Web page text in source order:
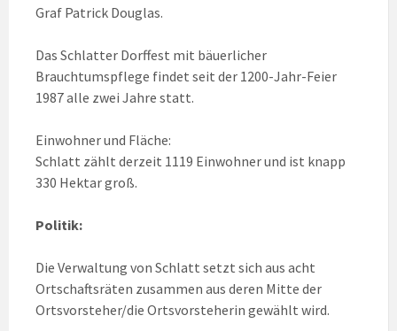
Graf Patrick Douglas.
Das Schlatter Dorffest mit bäuerlicher
Brauchtumspflege findet seit der 1200-Jahr-Feier
1987 alle zwei Jahre statt.
Einwohner und Fläche:
Schlatt zählt derzeit 1119 Einwohner und ist knapp
330 Hektar groß.
Politik:
Die Verwaltung von Schlatt setzt sich aus acht
Ortschaftsräten zusammen aus deren Mitte der
Ortsvorsteher/die Ortsvorsteherin gewählt wird.